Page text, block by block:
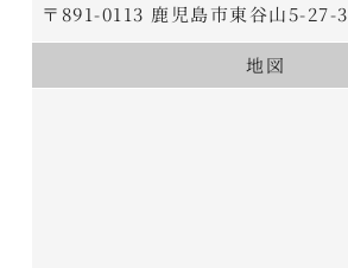
〒891-0113 鹿児島市東谷山5-27-3
地図